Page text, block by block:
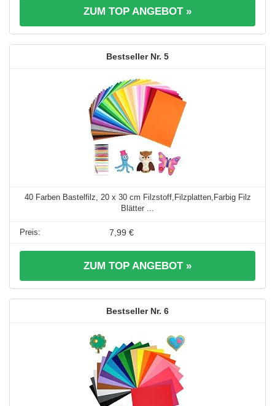
ZUM TOP ANGEBOT »
5
40 Farben Bastelfilz, 20 x 30 cm Filzstoff,Filzplatten,Farbig Filz
Blätter ...
7,99 €
ZUM TOP ANGEBOT »
6